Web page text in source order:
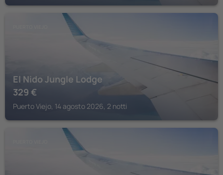
El Nido Jungle Lodge
329 €
Puerto Viejo, 14 agosto 2026, 2 notti